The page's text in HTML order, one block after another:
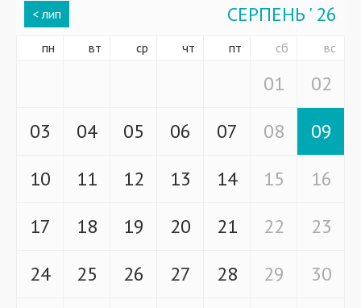
< лип СЕРПЕНЬ ' 26
пн вт ср чт пт сб вс
01
02
03
04 05 06 07 08
09
10
11 12 13 14 15
16
17
18 19 20 21 22
23
24
25 26 27 28 29
30